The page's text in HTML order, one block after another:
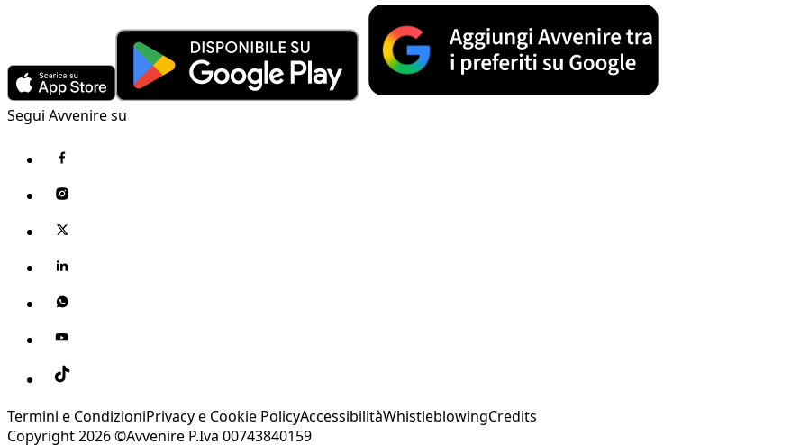
Segui Avvenire su
Termini e CondizioniPrivacy e Cookie PolicyAccessibilitàWhistleblowingCredits
Copyright 2026 ©Avvenire P.Iva 00743840159